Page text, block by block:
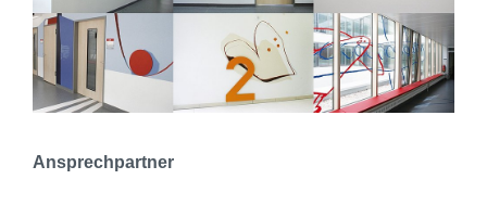
Ansprechpartner